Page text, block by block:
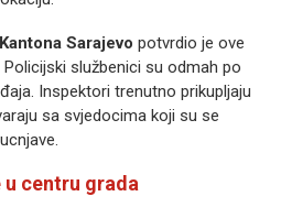
Sarajevo potvrdio je ove
Policijski službenici su odmah po
Inspektori trenutno prikupljaju
sa svjedocima koji su se
centru grada